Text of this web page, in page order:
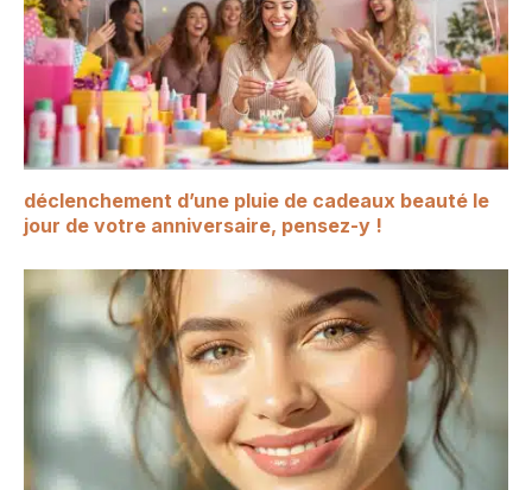
déclenchement d’une pluie de cadeaux beauté le
jour de votre anniversaire, pensez-y !